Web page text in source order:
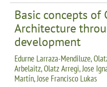
Basic concepts of
Architecture
development
Edurne Larraza-Mendiluze,
Arbelaitz, Olatz Arregi, Jose
Martín, Jose Francisco Lukas